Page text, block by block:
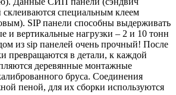
специальным клеем
SIP панели способны выдерживать
и вертикальные нагрузки – 2 и 10 тонн
из sip панелей очень прочный! После
превращаются в детали, к каждой
деревянные монтажные
бруса. Соединения
пеной, для их сборки используются